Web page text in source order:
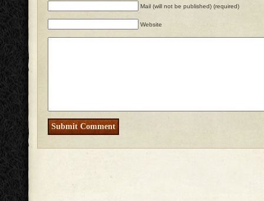
Mail (will not be published) (required)
Website